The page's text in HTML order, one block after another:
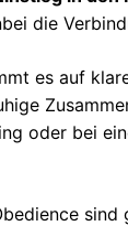
die
es auf
oder bei